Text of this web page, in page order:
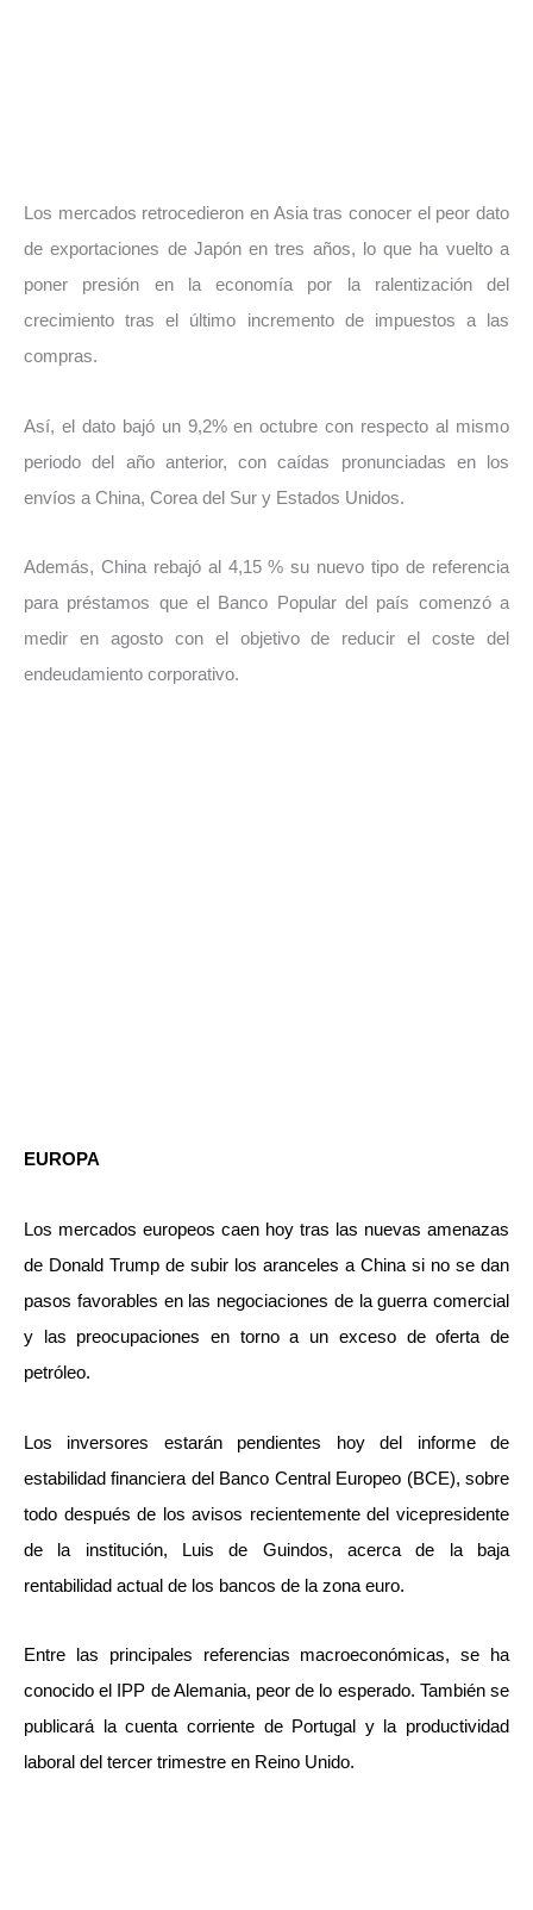
Los mercados retrocedieron en Asia tras conocer el peor dato
de exportaciones de Japón en tres años, lo que ha vuelto a
poner presión en la economía por la ralentización del
crecimiento tras el último incremento de impuestos a las
compras.
Así, el dato bajó un 9,2% en octubre con respecto al mismo
periodo del año anterior, con caídas pronunciadas en los
envíos a China, Corea del Sur y Estados Unidos.
Además, China rebajó al 4,15 % su nuevo tipo de referencia
para préstamos que el Banco Popular del país comenzó a
medir en agosto con el objetivo de reducir el coste del
endeudamiento corporativo.
EUROPA
Los mercados europeos caen hoy tras las nuevas amenazas
de Donald Trump de subir los aranceles a China si no se dan
pasos favorables en las negociaciones de la guerra comercial
y las preocupaciones en torno a un exceso de oferta de
petróleo.
Los inversores estarán pendientes hoy del informe de
estabilidad financiera del Banco Central Europeo (BCE), sobre
todo después de los avisos recientemente del vicepresidente
de la institución, Luis de Guindos, acerca de la baja
rentabilidad actual de los bancos de la zona euro.
Entre las principales referencias macroeconómicas, se ha
conocido el IPP de Alemania, peor de lo esperado. También se
publicará la cuenta corriente de Portugal y la productividad
laboral del tercer trimestre en Reino Unido.